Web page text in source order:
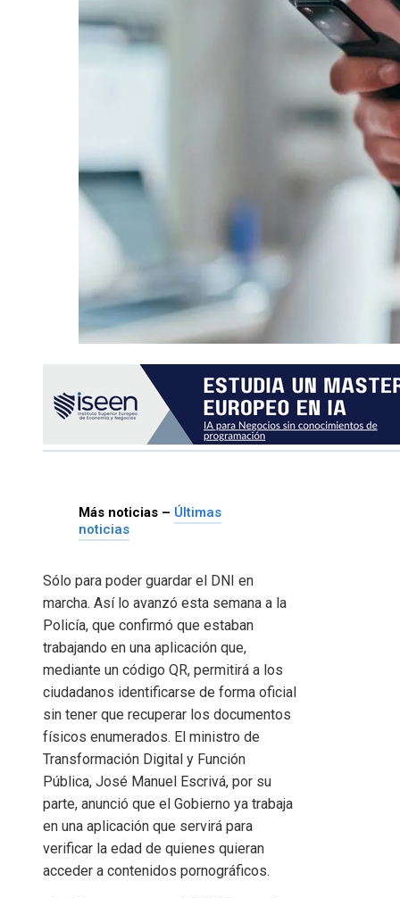
Más noticias – Últimas
noticias
Sólo para poder guardar el DNI en
marcha. Así lo avanzó esta semana a la
Policía, que confirmó que estaban
trabajando en una aplicación que,
mediante un código QR, permitirá a los
ciudadanos identificarse de forma oficial
sin tener que recuperar los documentos
físicos enumerados. El ministro de
Transformación Digital y Función
Pública, José Manuel Escrivá, por su
parte, anunció que el Gobierno ya trabaja
en una aplicación que servirá para
verificar la edad de quienes quieran
acceder a contenidos pornográficos.